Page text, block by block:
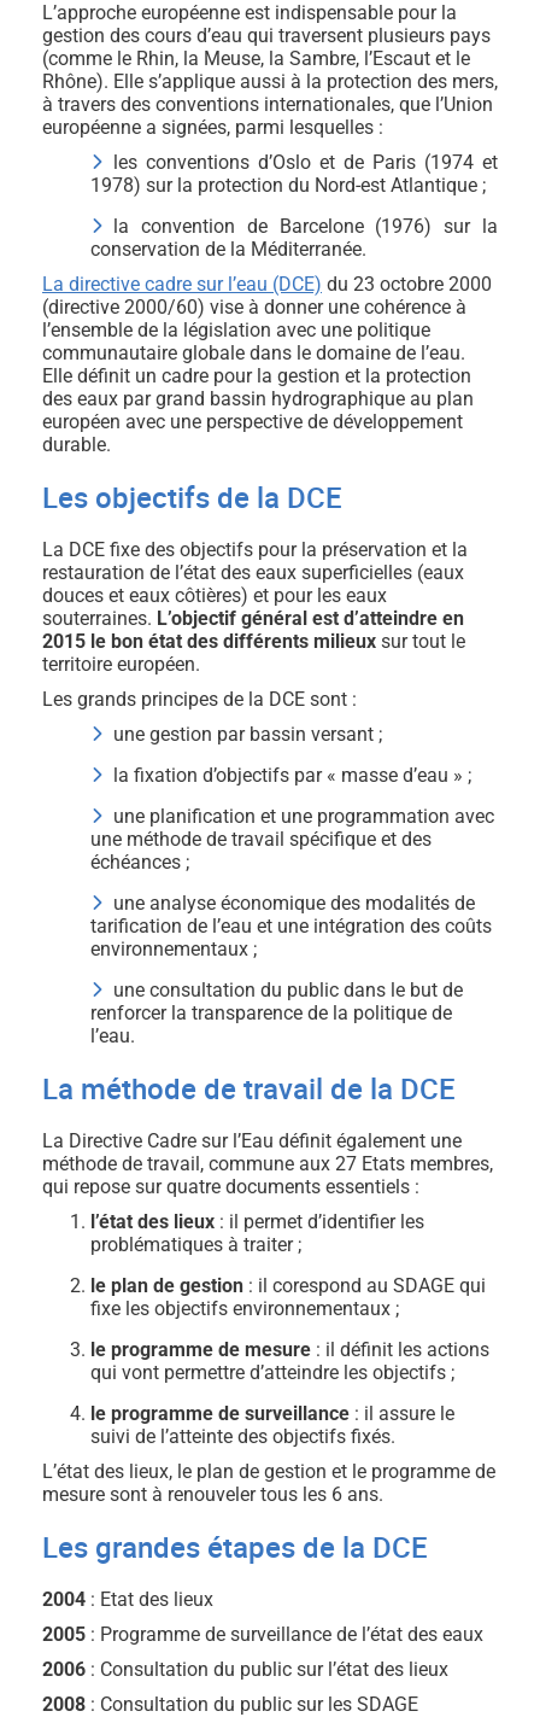
L’approche européenne est indispensable pour la
gestion des cours d’eau qui traversent plusieurs pays
(comme le Rhin, la Meuse, la Sambre, l’Escaut et le
Rhône). Elle s’applique aussi à la protection des mers,
à travers des conventions internationales, que l’Union
européenne a signées, parmi lesquelles :
les conventions d’Oslo et de Paris (1974 et
1978) sur la protection du Nord-est Atlantique ;
la convention de Barcelone (1976) sur la
conservation de la Méditerranée.
La directive cadre sur l’eau (DCE) du 23 octobre 2000
(directive 2000/60) vise à donner une cohérence à
l’ensemble de la législation avec une politique
communautaire globale dans le domaine de l’eau.
Elle définit un cadre pour la gestion et la protection
des eaux par grand bassin hydrographique au plan
européen avec une perspective de développement
durable.
Les objectifs de la DCE
La DCE fixe des objectifs pour la préservation et la
restauration de l’état des eaux superficielles (eaux
douces et eaux côtières) et pour les eaux
souterraines. L’objectif général est d’atteindre en
2015 le bon état des différents milieux sur tout le
territoire européen.
Les grands principes de la DCE sont :
une gestion par bassin versant ;
la fixation d’objectifs par « masse d’eau » ;
une planification et une programmation avec
une méthode de travail spécifique et des
échéances ;
une analyse économique des modalités de
tarification de l’eau et une intégration des coûts
environnementaux ;
une consultation du public dans le but de
renforcer la transparence de la politique de
l’eau.
La méthode de travail de la DCE
La Directive Cadre sur l’Eau définit également une
méthode de travail, commune aux 27 Etats membres,
qui repose sur quatre documents essentiels :
l’état des lieux : il permet d’identifier les
problématiques à traiter ;
le plan de gestion : il corespond au SDAGE qui
fixe les objectifs environnementaux ;
le programme de mesure : il définit les actions
qui vont permettre d’atteindre les objectifs ;
le programme de surveillance : il assure le
suivi de l’atteinte des objectifs fixés.
L’état des lieux, le plan de gestion et le programme de
mesure sont à renouveler tous les 6 ans.
Les grandes étapes de la DCE
2004 : Etat des lieux
2005 : Programme de surveillance de l’état des eaux
2006 : Consultation du public sur l’état des lieux
2008 : Consultation du public sur les SDAGE